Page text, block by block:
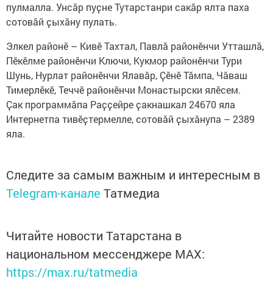
пулмалла. Унсӑр пуҫне Тутарстанри сакӑр ялта паха
сотовӑй ҫыхӑну пулать.
Элкел районӗ – Кивӗ Тахтал, Павлӑ районӗнчи Утташлӑ,
Пӗкӗлме районӗнчи Ключи, Кукмор районӗнчи Тури
Шунь, Нурлат районӗнчи Ялавӑр, Ҫӗнӗ Тӑмпа, Чӑваш
Тимерлӗкӗ, Теччӗ районӗнчи Монастырски ялӗсем.
Ҫак программӑпа Раҫҫейре ҫакнашкал 24670 яла
Интернетпа тивӗҫтермелле, сотовӑй ҫыхӑнупа – 2389
яла.
Следите за самым важным и интересным в
Telegram-канале Татмедиа
Читайте новости Татарстана в
национальном мессенджере MАХ:
https://max.ru/tatmedia